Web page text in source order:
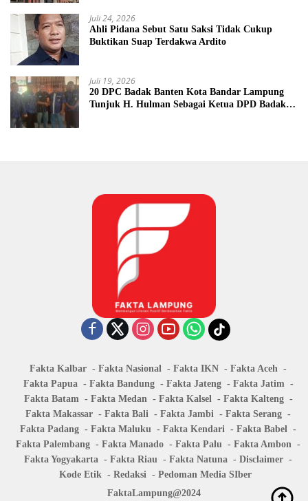
Juli 24, 2026
Ahli Pidana Sebut Satu Saksi Tidak Cukup
Buktikan Suap Terdakwa Ardito
Juli 19, 2026
20 DPC Badak Banten Kota Bandar Lampung
Tunjuk H. Hulman Sebagai Ketua DPD Badak
Fakta Kalbar Fakta Nasional Fakta IKN
Fakta Aceh
Fakta Papua
Fakta Bandung Fakta Jateng
Fakta Jatim
Fakta Batam
Fakta Medan Fakta Kalsel
Fakta Kalteng
Fakta Makassar
Fakta Bali Fakta Jambi
Fakta Serang
Fakta Padang
Fakta Maluku Fakta Kendari
Fakta Babel
Fakta Palembang
Fakta Manado Fakta Palu
Fakta Ambon
Fakta Yogyakarta
Fakta Riau Fakta Natuna
Disclaimer
Kode Etik
Redaksi
Pedoman Media SIber
FaktaLampung@2024